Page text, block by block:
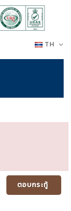
TH
ตอบกระทู้